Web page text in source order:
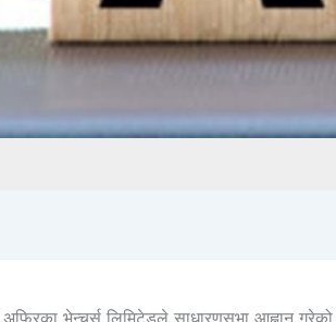
भेन्चर्स लिमिटेडले साधारणसभा आह्वान